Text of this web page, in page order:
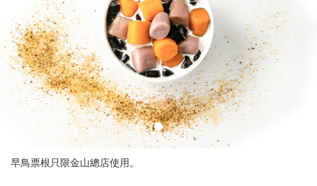
(金
山
總
店)
朱
早鳥票根只限金山總店使用。